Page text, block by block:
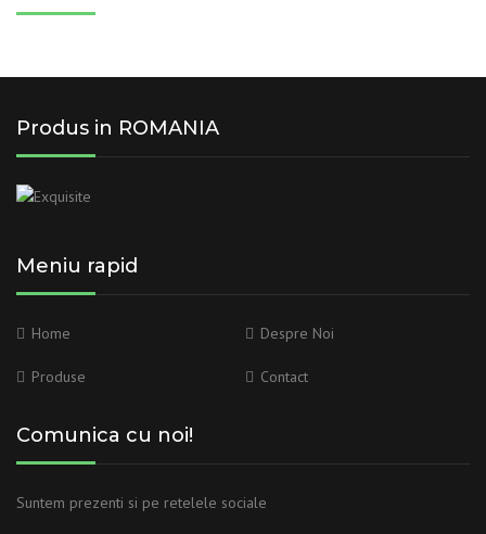
Produs in ROMANIA
Meniu rapid
Home Despre Noi
Produse Contact
Comunica cu noi!
Suntem prezenti si pe retelele sociale